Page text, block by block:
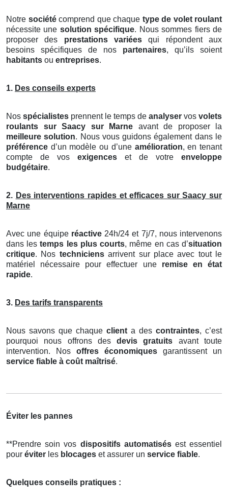
Notre sociétécomprend que chaque type de volet roulant
nécessite une solution spécifique. Nous sommes fiers de
proposer des prestations variées qui répondent aux
besoins spécifiques de nos partenaires, qu’ils soient
habitants ou entreprises.
1. Des conseils experts
Nos spécialistes prennent le temps de analyser vos volets
roulants
sur Saacy sur Marne avant de proposer la
meilleure solution. Nous vous guidons également dans le
préférence d’un modèle ou d’une amélioration, en tenant
compte de vos exigences et de votre enveloppe
budgétaire.
2. Des interventions rapides et efficaces sur Saacy sur
Marne
Avec une équipe réactive24h/24 et 7j/7, nous intervenons
dans lestemps les plus courts, même en cas d’situation
critique. Nos techniciensarrivent sur place avec tout le
matériel nécessaire pour effectuer une remise en état
rapide.
3. Des tarifs transparents
Nous savons que chaque client a des contraintes, c’est
pourquoi nous offrons desdevis gratuits avant toute
intervention. Nos offres économiques garantissent un
service fiable à coût maîtrisé.
Éviter les pannes
**Prendre soin vos dispositifs automatisésest essentiel
pour éviter les blocages et assurer un service fiable.
Quelques conseils pratiques :